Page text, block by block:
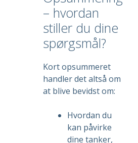
– hvordan
stiller du dine
spørgsmål?
Kort opsummeret
handler det altså om
at blive bevidst om:
Hvordan du
kan påvirke
dine tanker,